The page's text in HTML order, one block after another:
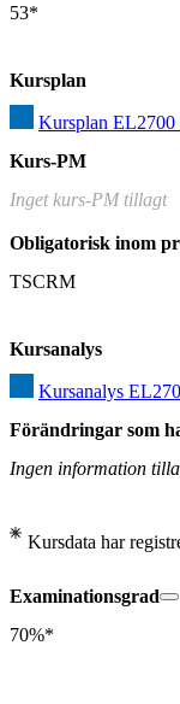
53*
Kursplan
Kursplan
Kurs-PM
Inget kurs-PM tillagt
Obligatorisk inom
TSCRM
Kursanalys
Kursanalys
Förändringar som
Ingen information
Kursdata har
Examinationsgrad
70%*